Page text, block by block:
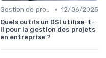
Gestion de projets • 12/06/2025
Quels outils un DSI utilise-t-
il pour la gestion des projets
en entreprise ?